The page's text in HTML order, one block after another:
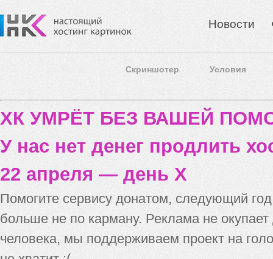
Новости
Скриншотер Условия
ХК УМРЁТ БЕЗ ВАШЕЙ
У нас нет денег продлить
22 апреля — день X
Помогите сервису донатом, следующий
больше не по карману. Реклама не
человека, мы поддерживаем проект на